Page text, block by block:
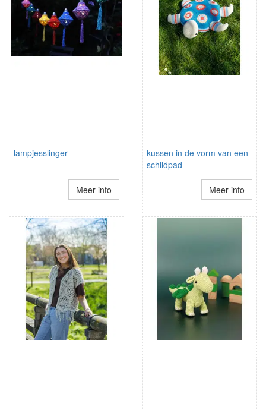
lampjesslinger
Meer info
kussen in de vorm van een
schildpad
Meer info